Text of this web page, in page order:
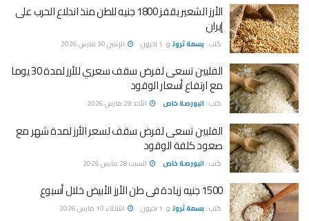
الأرز الشعير يقفز 1800 جنيه للطن منذ اندلاع الحرب على
إيران
كتب : بسمة ثروتو 1 اخرون الإثنين 30 مارس 2026
الفلبين تسعى لفرض سقف سعري للأرز لمدة 30 يوما
مع ارتفاع أسعار الوقود
كتب : البورصة خاص الأحد 29 مارس 2026
الفلبين تسعى لفرض سقف لسعر الأرز لمدة شهر مع
صعود كلفة الوقود
كتب : البورصة خاص السبت 28 مارس 2026
1500 جنيه زيادة فى طن الأرز الأبيض خلال أسبوع
كتب : بسمة ثروتو 1 اخرون الثلاثاء 10 مارس 2026